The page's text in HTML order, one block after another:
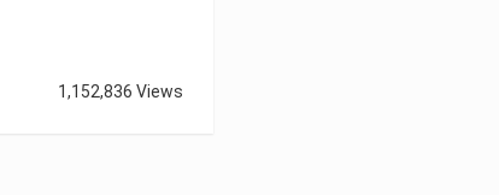
1,152,836 Views